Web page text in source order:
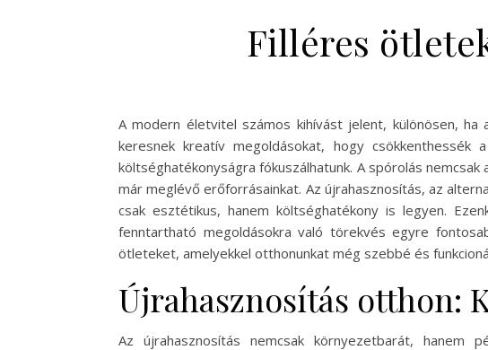
Filléres
A modern életvitel számos kihívást jelent, különösen, ha
keresnek kreatív megoldásokat, hogy
költséghatékonyságra fókuszálhatunk. A spórolás
már meglévő erőforrásainkat. Az újrahasznosítás, az
csak esztétikus, hanem költséghatékony is legyen.
fenntartható megoldásokra való törekvés egyre
ötleteket, amelyekkel otthonunkat még szebbé és
Újrahasznosítás otthon:
Az újrahasznosítás nemcsak környezetbarát, hanem